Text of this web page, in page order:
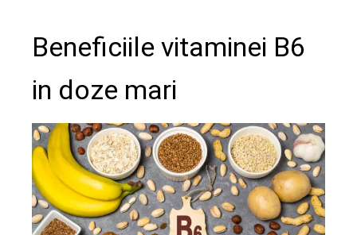
Beneficiile vitaminei B6
in doze mari